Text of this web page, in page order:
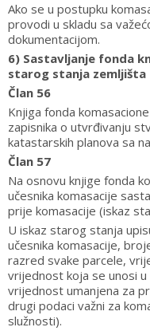
Ako se u postupku
provodi u skladu sa
dokumentacijom.
6) Sastavljanje fonda
starog stanja zemljišta
Član 56
Knjiga fonda
zapisnika o utvrđivanju
katastarskih planova sa
Član 57
Na osnovu knjige fonda
učesnika komasacije
prije komasacije (iskaz
U iskaz starog stanja
učesnika komasacije,
razred svake parcele,
vrijednost koja se unosi u
vrijednost umanjena za
drugi podaci važni za
služnosti).